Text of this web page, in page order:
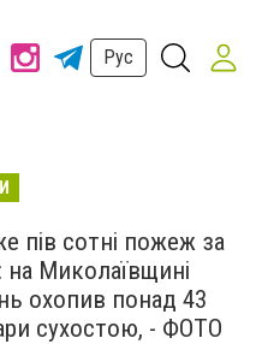
Рус
пів сотні пожеж за
на Миколаївщині
охопив понад 43
сухостою, - ФОТО